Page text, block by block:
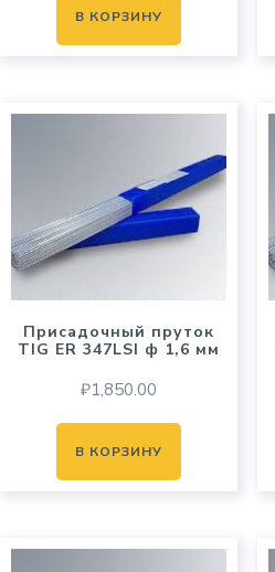
В КОРЗИНУ
Присадочный пруток
TIG ER 347LSI ф 1,6 мм
₽1,850.00
В КОРЗИНУ